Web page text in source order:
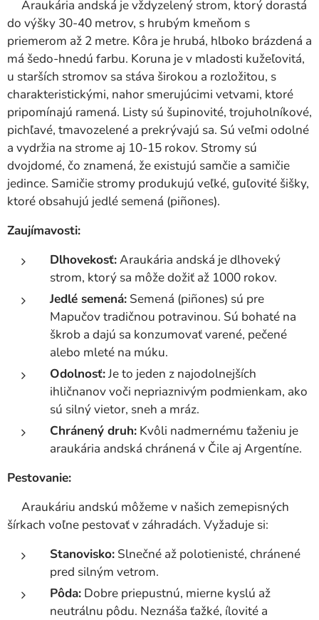
Araukária andská je vždyzelený strom, ktorý dorastá
do výšky 30-40 metrov, s hrubým kmeňom s
priemerom až 2 metre. Kôra je hrubá, hlboko brázdená a
má šedo-hnedú farbu. Koruna je v mladosti kužeľovitá,
u starších stromov sa stáva širokou a rozložitou, s
charakteristickými, nahor smerujúcimi vetvami, ktoré
pripomínajú ramená. Listy sú šupinovité, trojuholníkové,
pichľavé, tmavozelené a prekrývajú sa. Sú veľmi odolné
a vydržia na strome aj 10-15 rokov. Stromy sú
dvojdomé, čo znamená, že existujú samčie a samičie
jedince. Samičie stromy produkujú veľké, guľovité šišky,
ktoré obsahujú jedlé semená (piñones).
Zaujímavosti:
Dlhovekosť:Araukária andská je dlhoveký
strom, ktorý sa môže dožiť až 1000 rokov.
Jedlé semená: Semená (piñones) sú pre
Mapučov tradičnou potravinou. Sú bohaté na
škrob a dajú sa konzumovať varené, pečené
alebo mleté na múku.
Odolnosť:Je to jeden z najodolnejších
ihličnanov voči nepriaznivým podmienkam, ako
sú silný vietor, sneh a mráz.
Chránený druh: Kvôli nadmernému ťaženiu je
araukária andská chránená v Čile aj Argentíne.
Pestovanie:
Araukáriu andskú môžeme v našich zemepisných
šírkach voľne pestovať v záhradách. Vyžaduje si:
Stanovisko: Slnečné až polotienisté, chránené
pred silným vetrom.
Pôda: Dobre priepustnú, mierne kyslú až
neutrálnu pôdu. Neznáša ťažké, ílovité a